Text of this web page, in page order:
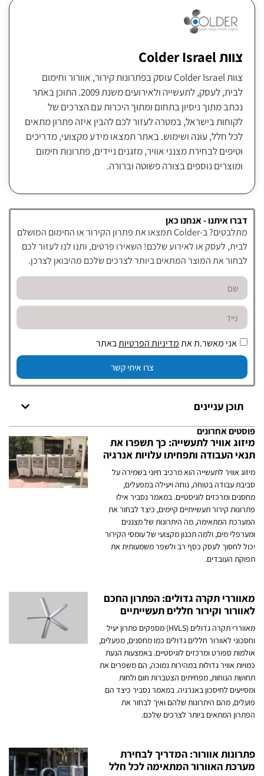
צוות Colder Israel
צוות Colder Israel עוסק בפתרונות קירור, אוורור וחימום
לבית, לעסק, לתעשייה ולאירועים משנת 2009. התוכן באתר
נכתב מתוך ניסיון בתחום ומתוך היכרות עם הצרכים של
לקוחות בישראל, במטרה לעזור לכם להבין איזה פתרון מתאים
לכל חלל, עונה ושימוש. באתר תמצאו מידע מקצועי, מדריכים
וטיפים לבחירת מצנני אוויר, מזגנים ניידים, פתרונות חימום
ומוצרים נוספים בצורה פשוטה וברורה.
דברו איתנו - אנחנו כאן
מתלבטים? ב-Colder תמצאו את פתרון הקירור או החימום המושלם
לבית, לעסק או לאירוע שלכם! השאירו פרטים, ותנו לנו לעזור לכם
לבחור את המוצר המתאים ביותר לצרכים שלכם מהיבואן לצרכן.
אני מאשר.ת אתמדיניות הפרטיותבאתר
צרו איתי קשר
תוכן עניינים
פוסטים אחרונים
מיזוג אוויר לתעשייה: כך תשפרו את
תנאי העבודה ותפחיתו עלויות אנרגיה
מיזוג אוויר לתעשייה הוא מרכיב חיוני בשמירה על
סביבת עבודה בטוחה, נוחה ויעילה במפעלים,
מחסנים ומרכזים לוגיסטיים. במאמר נסביר אילו
פתרונות קירור תעשייתיים קיימים, כיצד לבחור את
המערכת המתאימה, מה היתרונות של מצננים
ומערפלי מים, ולמה תכנון מקצועי של עומסי הקירור
יכול לחסוך לעסק כסף רב ולשפר משמעותית את
תפוקת העובדים.
מאווררי תקרה גדולים: הפתרון החכם
לאוורור וקירור חללים תעשייתיים
מאווררי תקרה גדולים (HVLS) מספקים פתרון יעיל
וחסכוני לאוורור חללים גדולים כמו מחסנים, מפעלים,
אולמות ספורט ומרכזים לוגיסטיים. באמצעות הנעת
כמויות אוויר גדולות במהירות נמוכה, הם משפרים את
תחושת הנוחות, מפחיתים הצטברות חום ולחות
ומסייעים לחיסכון באנרגיה. במאמר נסביר כיצד הם
פועלים, מהם היתרונות שלהם ואיך לבחור את
הפתרון המתאים ביותר לצרכים שלכם.
פתרונות אוורור: המדריך לבחירת
מערכת האוורור המתאימה לכל חלל